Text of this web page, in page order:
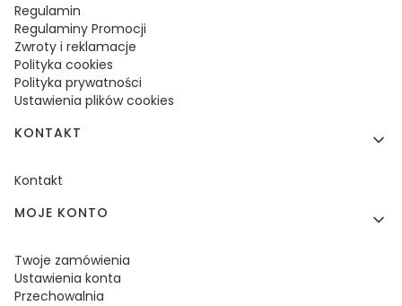
Regulamin
Regulaminy Promocji
Zwroty i reklamacje
Polityka cookies
Polityka prywatności
Ustawienia plików cookies
KONTAKT
Kontakt
MOJE KONTO
Twoje zamówienia
Ustawienia konta
Przechowalnia